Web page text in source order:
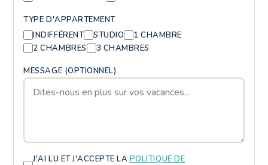
TYPE D'APPARTEMENT
INDIFFÉRENT
STUDIO
1 CHAMBRE
2 CHAMBRES
3 CHAMBRES
MESSAGE (OPTIONNEL)
J'AI LU ET J'ACCEPTE LA POLITIQUE DE